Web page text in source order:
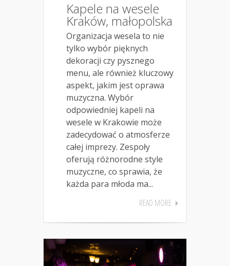
Kapele na wesele
Kraków, małopolska
Organizacja wesela to nie
tylko wybór pięknych
dekoracji czy pysznego
menu, ale również kluczowy
aspekt, jakim jest oprawa
muzyczna. Wybór
odpowiedniej kapeli na
wesele w Krakowie może
zadecydować o atmosferze
całej imprezy. Zespoły
oferują różnorodne style
muzyczne, co sprawia, że
każda para młoda ma...
READ MORE